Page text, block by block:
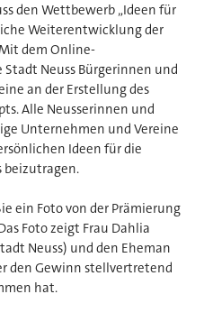
den Wettbewerb „Ideen für
Weiterentwicklung der
dem Online-
Neuss Bürgerinnen und
an der Erstellung des
Alle Neusserinnen und
Unternehmen und Vereine
Ideen für die
beizutragen.
ein Foto von der Prämierung
Foto zeigt Frau Dahlia
Neuss) und den Eheman
den Gewinn stellvertretend
hat.